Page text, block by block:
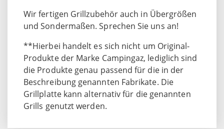
Wir fertigen Grillzubehör auch in Übergrößen
und Sondermaßen. Sprechen Sie uns an!
**Hierbei handelt es sich nicht um Original-
Produkte der Marke Campingaz, lediglich sind
die Produkte genau passend für die in der
Beschreibung genannten Fabrikate. Die
Grillplatte kann alternativ für die genannten
Grills genutzt werden.